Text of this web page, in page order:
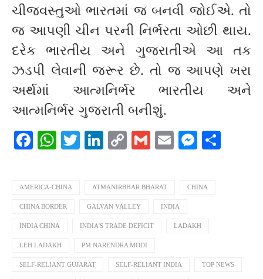
ચીજવસ્તુઓ ભારતમાં જ બનવી જોઈએ. તો
જ આપણી ચીન પરની નિર્ભરતા ઓછી થાય.
દરેક ભારતીય અને ગુજરાતીએ આ તક
ઝડપી લેવાની જરૂર છે. તો જ આપણે ખરા
અર્થમાં આત્મનિર્ભર ભારતીય અને
આત્મનિર્ભર ગુજરાતી બનીશું.
Facebook
WhatsApp
TwitterLinkedIn
CopyGmailEmail
AMERICA-CHINA ATMANIRBHAR BHARAT CHINA
CHINA BORDER GALVAN VALLEY INDIA
INDIA CHINA INDIA'S TRADE DEFICIT LADAKH
LEH LADAKH PM NARENDRA MODI
SELF-RELIANT GUJARAT SELF-RELIANT INDIA TOP NEWS